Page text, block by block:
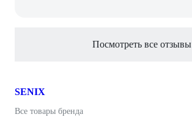
Посмотреть все отзывы
SENIX
Все товары бренда